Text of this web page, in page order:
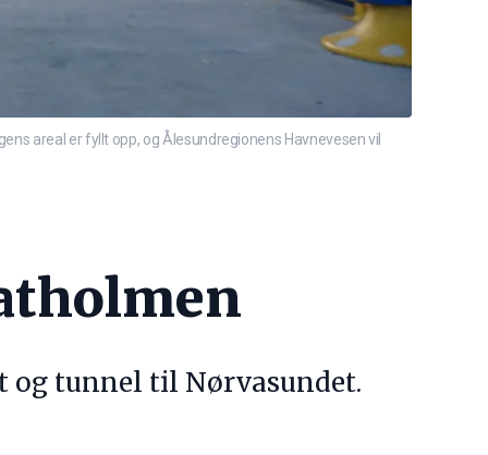
areal er fyllt opp, og Ålesundregionens Havnevesen vil
og tunnel til Nørvasundet.